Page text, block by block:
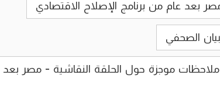
2019_12_2-16_14_3420171128 ملاحظات موجزة حول الحلقة النقاشية -